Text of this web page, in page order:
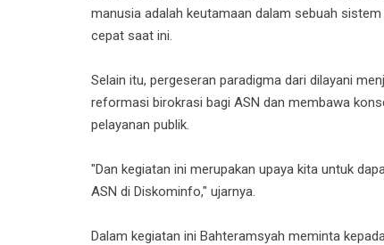
manusia adalah keutamaan dalam sebuah
cepat saat ini.
Selain itu, pergeseran paradigma dari dilayani
reformasi birokrasi bagi ASN dan membawa
pelayanan publik.
"Dan kegiatan ini merupakan upaya kita untuk
ASN di Diskominfo," ujarnya.
Dalam kegiatan ini Bahteramsyah meminta